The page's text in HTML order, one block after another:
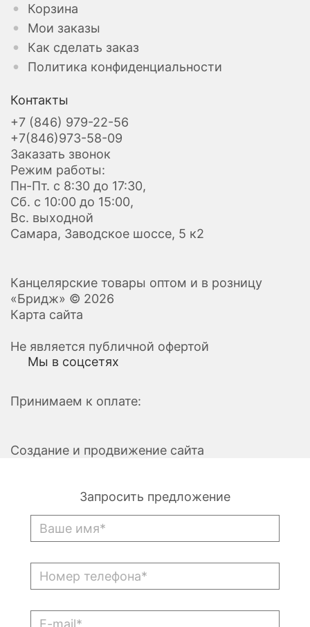
Корзина
Мои заказы
Как сделать заказ
Политика конфиденциальности
Контакты
+7 (846) 979-22-56
+7(846)973-58-09
Заказать звонок
Режим работы:
Пн-Пт. с 8:30 до 17:30,
Сб. с 10:00 до 15:00,
Вс. выходной
Самара, Заводское шоссе, 5 к2
Канцелярские товары оптом и в розницу
«Бридж» © 2026
Карта сайта
Не является публичной офертой
Мы в соцсетях
Принимаем к оплате:
Создание и продвижение сайта
Запросить предложение